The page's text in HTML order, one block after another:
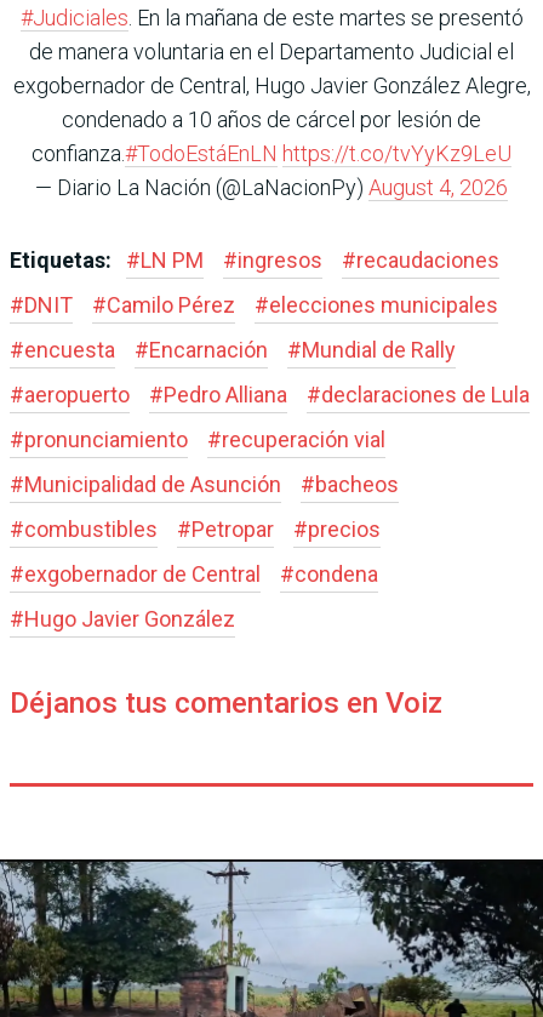
#Judiciales . En la mañana de este martes se presentó
de manera voluntaria en el Departamento Judicial el
exgobernador de Central, Hugo Javier González Alegre,
condenado a 10 años de cárcel por lesión de
confianza.#TodoEstáEnLN https://t.co/tvYyKz9LeU
— Diario La Nación (@LaNacionPy) August 4, 2026
Etiquetas: #LN PM #ingresos #recaudaciones
#DNIT #Camilo Pérez #elecciones municipales
#encuesta #Encarnación #Mundial de Rally
#aeropuerto #Pedro Alliana #declaraciones de Lula
#pronunciamiento #recuperación vial
#Municipalidad de Asunción #bacheos
#combustibles #Petropar #precios
#exgobernador de Central #condena
#Hugo Javier González
Déjanos tus comentarios en Voiz